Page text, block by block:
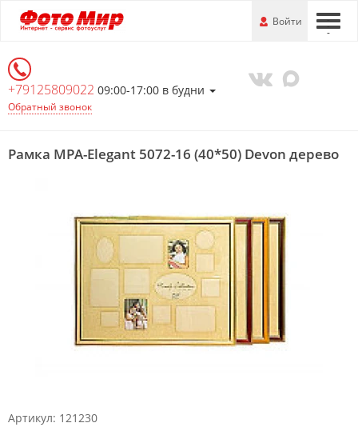
Перейти
к
информации
---
Войти
+79125809022 09:00-17:00 в будни
Обратный звонок
Рамка MPA-Elegant 5072-16 (40*50) Devon дерево
Артикул: 121230